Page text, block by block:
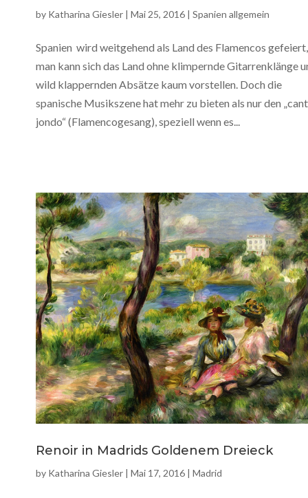
by Katharina Giesler | Mai 25, 2016 | Spanien allgemein
Spanien wird weitgehend als Land des Flamencos gefeiert,
man kann sich das Land ohne klimpernde Gitarrenklänge
wild klappernden Absätze kaum vorstellen. Doch die
spanische Musikszene hat mehr zu bieten als nur den
jondo“ (Flamencogesang), speziell wenn es...
Renoir in Madrids Goldenem Dreieck
by Katharina Giesler | Mai 17, 2016 | Madrid